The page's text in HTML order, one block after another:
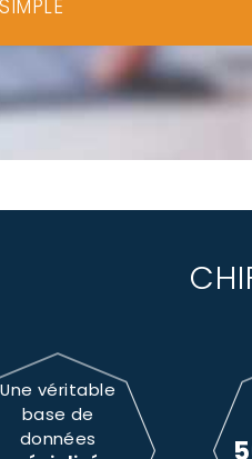
Une véritable
base de
données